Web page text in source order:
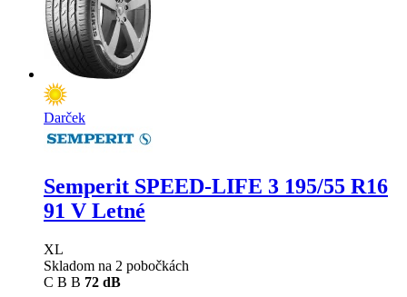
Darček
Semperit SPEED-LIFE 3 195/55 R16
91 V Letné
XL
Skladom na 2 pobočkách
C B B 72 dB